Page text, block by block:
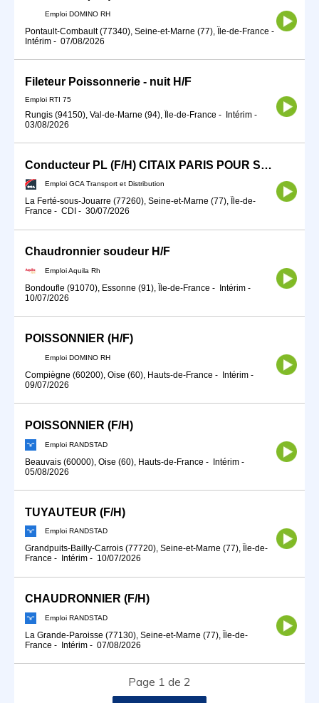
Emploi DOMINO RH
Pontault-Combault (77340), Seine-et-Marne (77), Île-de-France -
Intérim - 07/08/2026
Fileteur Poissonnerie - nuit H/F
Emploi RTI 75
Rungis (94150), Val-de-Marne (94), Île-de-France - Intérim -
03/08/2026
Conducteur PL (F/H) CITAIX PARIS POUR SEPTEMBRE 2026
Emploi GCA Transport et Distribution
La Ferté-sous-Jouarre (77260), Seine-et-Marne (77), Île-de-
France - CDI - 30/07/2026
Chaudronnier soudeur H/F
Emploi Aquila Rh
Bondoufle (91070), Essonne (91), Île-de-France - Intérim -
10/07/2026
POISSONNIER (H/F)
Emploi DOMINO RH
Compiègne (60200), Oise (60), Hauts-de-France - Intérim -
09/07/2026
POISSONNIER (F/H)
Emploi RANDSTAD
Beauvais (60000), Oise (60), Hauts-de-France - Intérim -
05/08/2026
TUYAUTEUR (F/H)
Emploi RANDSTAD
Grandpuits-Bailly-Carrois (77720), Seine-et-Marne (77), Île-de-
France - Intérim - 10/07/2026
CHAUDRONNIER (F/H)
Emploi RANDSTAD
La Grande-Paroisse (77130), Seine-et-Marne (77), Île-de-
France - Intérim - 07/08/2026
Page 1 de 2